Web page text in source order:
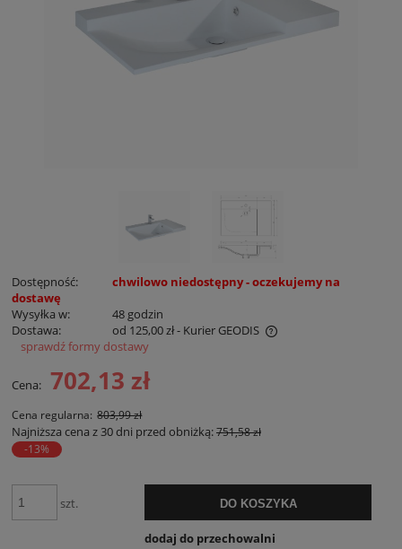
Dostępność:
chwilowo niedostępny - oczekujemy na
dostawę
Wysyłka w:
48 godzin
Dostawa:
od 125,00 zł- Kurier GEODIS
Cena nie zawiera ewentualnych kosztów płatności
sprawdź formy dostawy
Cena: 702,13 zł
Cena regularna: 803,99 zł
Najniższa cena z 30 dni przed obniżką:751,58 zł
-13%
szt. DO KOSZYKA
dodaj do przechowalni